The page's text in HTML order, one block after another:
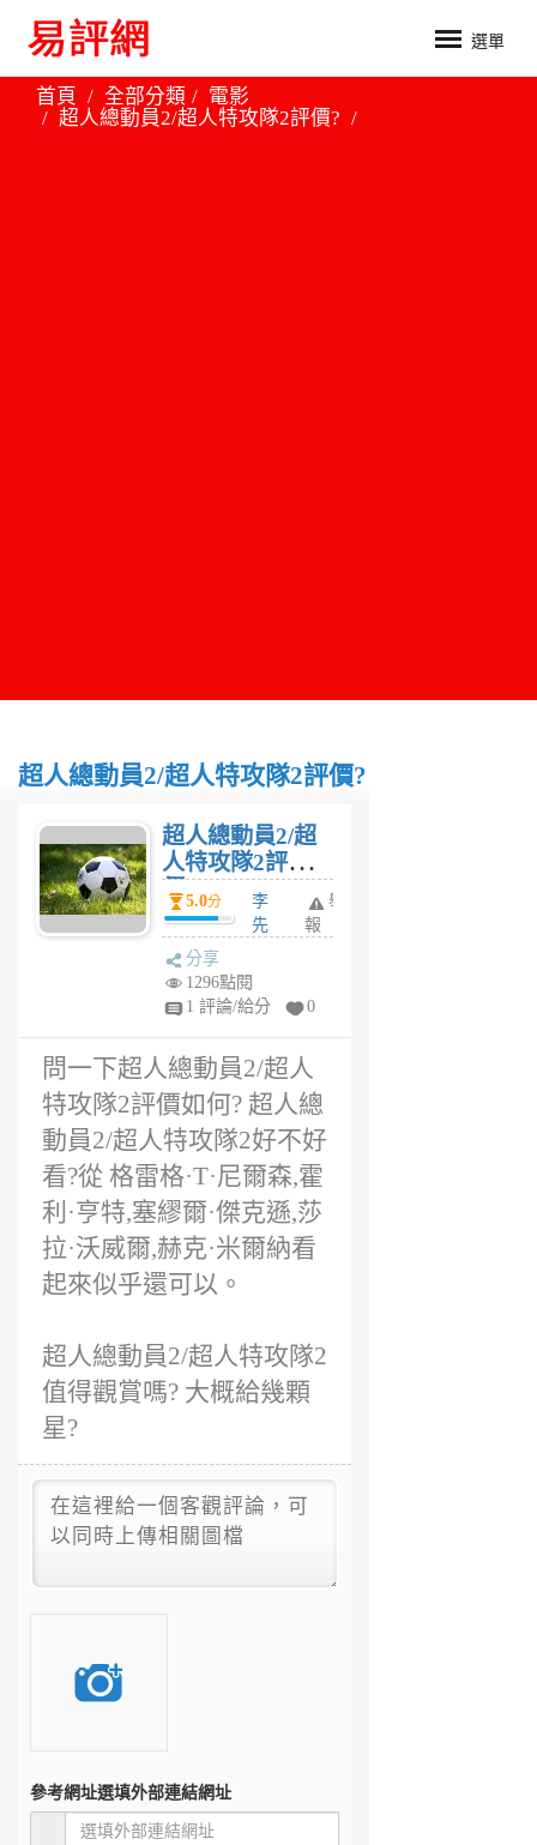
選單
首頁 全部分類
電影
超人總動員2/超人特攻隊2評價?
超人總動員2/超人特攻隊2評價?
超人總動員2/超
人特攻隊2評
價?5.0分
李
先
年
舉
報
分享
1296點閱
1 評論/給分
0
問一下超人總動員2/超人
特攻隊2評價如何? 超人總
動員2/超人特攻隊2好不好
看?從 格雷格·T·尼爾森,霍
利·亨特,塞繆爾·傑克遜,莎
拉·沃威爾,赫克·米爾納看
起來似乎還可以。
超人總動員2/超人特攻隊2
值得觀賞嗎? 大概給幾顆
星?
參考網址選填外部連結網址